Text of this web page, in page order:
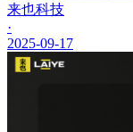
来也科技
·
2025-09-17